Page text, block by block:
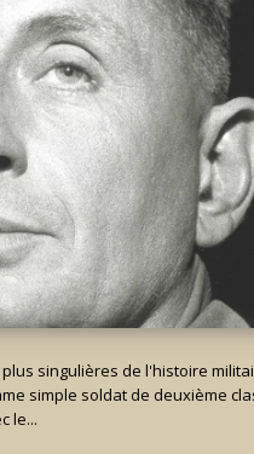
singulières de l'histoire
simple soldat de deuxième
le...